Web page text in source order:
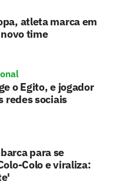
atleta marca em
time
o Egito, e jogador
redes sociais
para se
Colo e viraliza: